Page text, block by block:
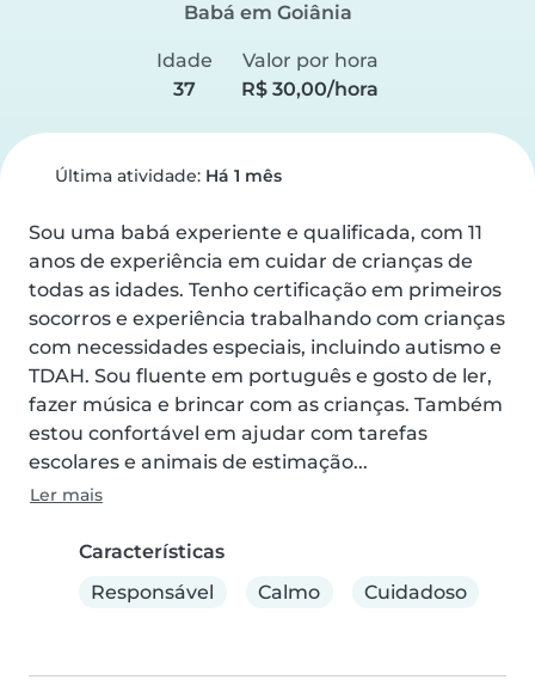
Babá em Goiânia
Idade
37
Valor por hora
R$ 30,00/hora
Última atividade: Há 1 mês
Sou uma babá experiente e qualificada, com 11
anos de experiência em cuidar de crianças de
todas as idades. Tenho certificação em primeiros
socorros e experiência trabalhando com crianças
com necessidades especiais, incluindo autismo e
TDAH. Sou fluente em português e gosto de ler,
fazer música e brincar com as crianças. Também
estou confortável em ajudar com tarefas
escolares e animais de estimação...
Ler mais
Características
Responsável
Calmo Cuidadoso